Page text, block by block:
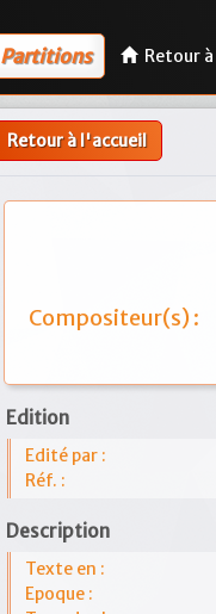
Partitions Retour
Retour à l'accueil
Compositeur(s) :
Edition
Edité par :
Réf. :
Description
Texte en :
Epoque :